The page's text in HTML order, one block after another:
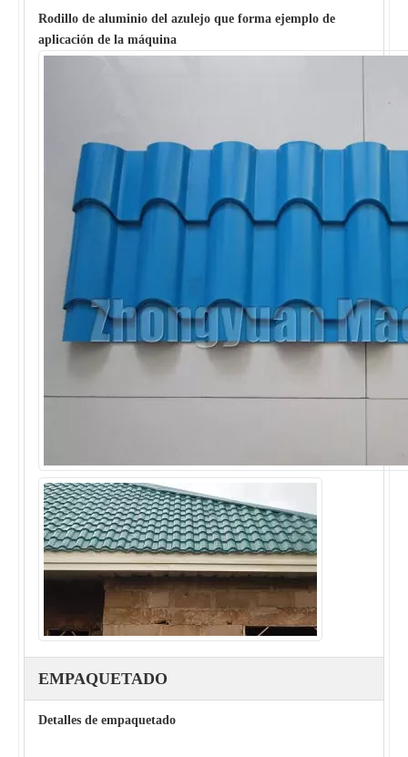
Rodillo de aluminio del azulejo que forma ejemplo de
aplicación de la máquina
EMPAQUETADO
Detalles de empaquetado